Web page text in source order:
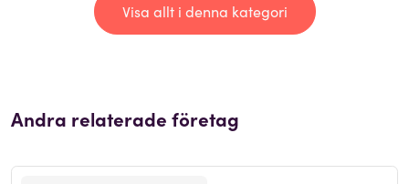
Visa allt i denna kategori
Andra relaterade företag